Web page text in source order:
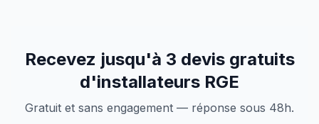
Recevez jusqu'à 3 devis gratuits
d'installateurs RGE
Gratuit et sans engagement — réponse sous 48h.